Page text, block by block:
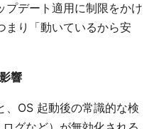
プデート適用に制限をかけ
まり「動いているから安
響
、OS 起動後の常識的な検